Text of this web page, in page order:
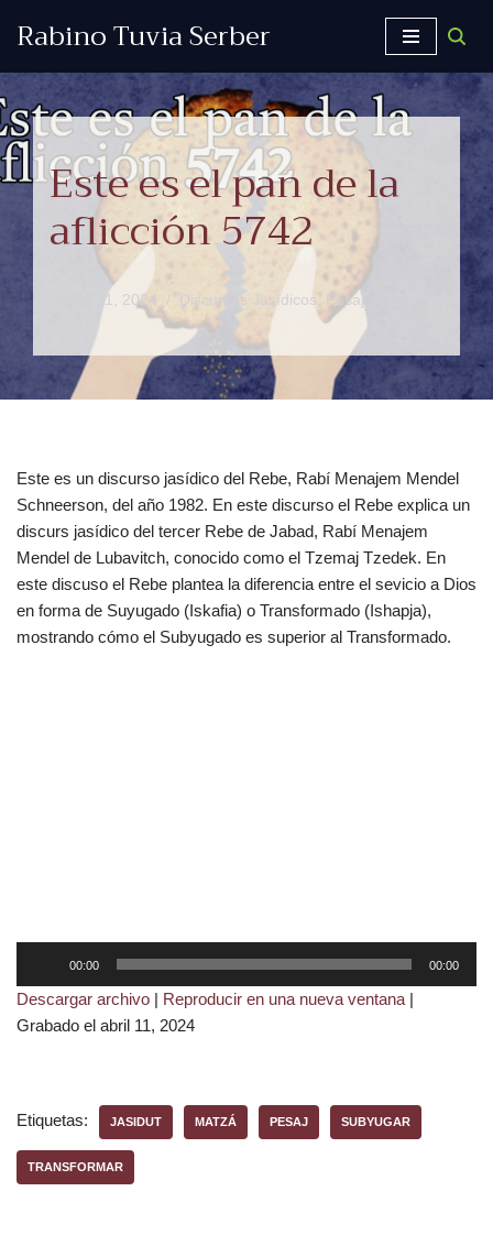
contenido
Rabino Tuvia Serber
Este es el pan de la
aflicción 5742
abril 11, 2024 Discursos Jasídicos Pesaj
Este es un discurso jasídico del Rebe, Rabí Menajem Mendel
Schneerson, del año 1982. En este discurso el Rebe explica un
discurs jasídico del tercer Rebe de Jabad, Rabí Menajem
Mendel de Lubavitch, conocido como el Tzemaj Tzedek. En
este discuso el Rebe plantea la diferencia entre el sevicio a Dios
en forma de Suyugado (Iskafia) o Transformado (Ishapja),
mostrando cómo el Subyugado es superior al Transformado.
p
r
u
00:00 00:00
Descargar archivo | Reproducir en una nueva ventana |
Grabado el abril 11, 2024
Etiquetas: JASIDUT MATZÁ PESAJ SUBYUGAR
TRANSFORMAR